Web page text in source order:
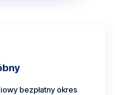
bezpłatny okres